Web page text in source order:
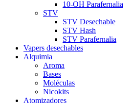
10-OH Parafernalia
STV
STV Desechable
STV Hash
STV Parafernalia
Vapers desechables
Alquimia
Aroma
Bases
Moléculas
Nicokits
Atomizadores